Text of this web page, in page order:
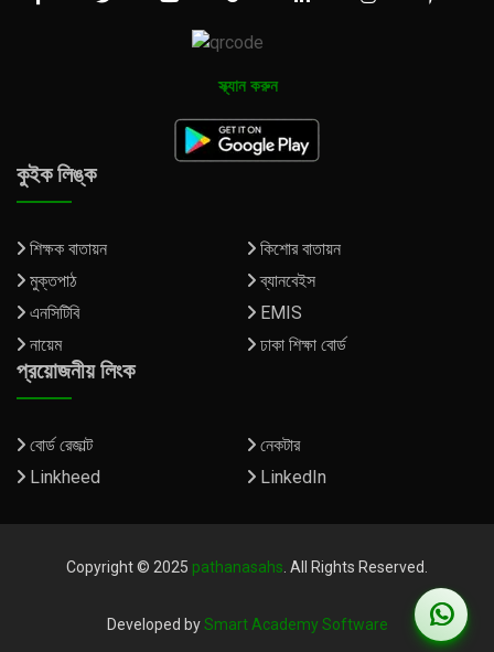
স্ক্যান করুন
কুইক লিঙ্ক
শিক্ষক বাতায়ন
কিশোর বাতায়ন
মুক্তপাঠ
ব্যানবেইস
এনসিটিবি
EMIS
নায়েম
ঢাকা শিক্ষা বোর্ড
প্রয়োজনীয় লিংক
বোর্ড রেজাল্ট
নেকটার
Linkheed
LinkedIn
Copyright © 2025 pathanasahs. All Rights Reserved.
Developed bySmart Academy Software